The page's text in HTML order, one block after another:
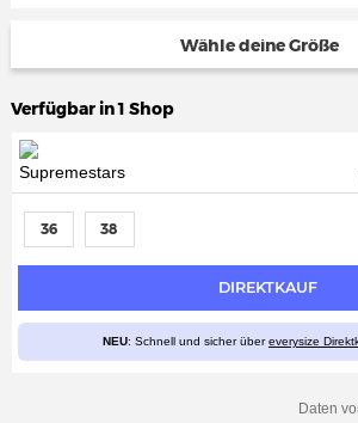
Wähle deine Größe
Verfügbar in 1 Shop
NEU: Schnell und sicher übereverysize
DIREKTKAUF
36 38
Daten